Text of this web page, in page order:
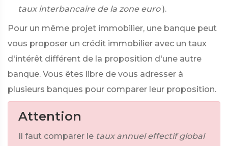
taux interbancaire de la zone euro ).
Pour un même projet immobilier, une banque peut
vous proposer un crédit immobilier avec un taux
d'intérêt différent de la proposition d'une autre
banque. Vous êtes libre de vous adresser à
plusieurs banques pour comparer leur proposition.
Attention
Il faut comparer le taux annuel effectif global